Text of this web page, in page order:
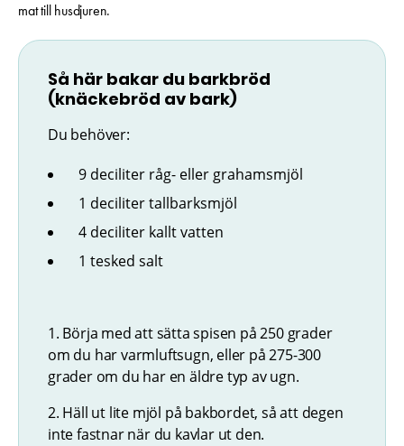
mat till husdjuren.
Så här bakar du barkbröd
(knäckebröd av bark)
Du behöver:
9 deciliter råg- eller grahamsmjöl
1 deciliter tallbarksmjöl
4 deciliter kallt vatten
1 tesked salt
1. Börja med att sätta spisen på 250 grader
om du har varmluftsugn, eller på 275-300
grader om du har en äldre typ av ugn.
2. Häll ut lite mjöl på bakbordet, så att degen
inte fastnar när du kavlar ut den.